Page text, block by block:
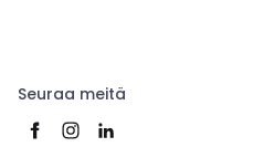
Seuraa meitä